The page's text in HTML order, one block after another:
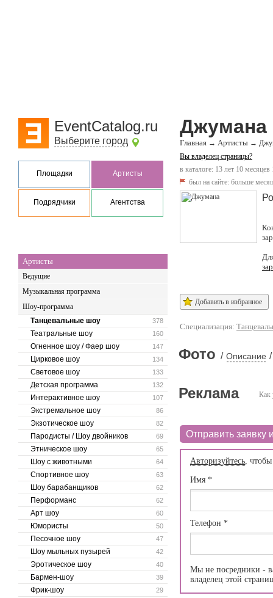
EventCatalog.ru
Выберите город
Площадки Артисты
Подрядчики Агентства
Артисты
Ведущие
Музыкальная программа
Шоу-программа
378
Танцевальные шоу
160
Театральные шоу
147
Огненное шоу / Фаер шоу
134
Цирковое шоу
133
Световое шоу
132
Детская программа
107
Интерактивное шоу
86
Экстремальное шоу
82
Экзотическое шоу
69
Пародисты / Шоу двойников
65
Этническое шоу
64
Шоу с животными
63
Спортивное шоу
62
Шоу барабанщиков
62
Перформанс
60
Арт шоу
50
Юмористы
47
Песочное шоу
42
Шоу мыльных пузырей
40
Эротическое шоу
39
Бармен-шоу
29
Фрик-шоу
Джумана
Главная → Артисты →
Вы владелец страницы?
в каталоге: 13 лет 10 месяцев
был на сайте: больше
Добавить в избранное
Специализация:
Фото / Описание /
Как
Реклама
Отправить заявку
Авторизуйтесь,
Имя *
Телефон *
Мы не посредники -
владелец этой